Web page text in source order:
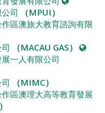
司
（MPUI）
區澳旅大教育諮詢有限
（MACAU GAS）
網
一人有限公司
（MIMC）
區澳理大高等教育發展